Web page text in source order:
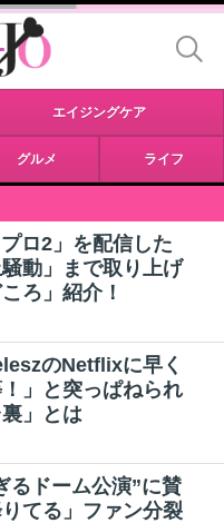
エイジングケア
グルメ ライフ
ロ2」を配信した
動」まで取り上げ
ろ」紹介！
のNetflixに早く
」と突っぱねられ
」とは
るドーム公演”に賛
てる」ファン分裂